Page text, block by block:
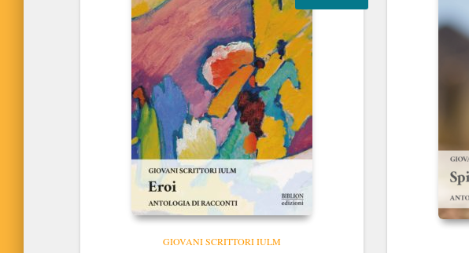
GIOVANI SCRITTORI IULM